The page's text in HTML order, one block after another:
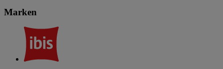
Marken